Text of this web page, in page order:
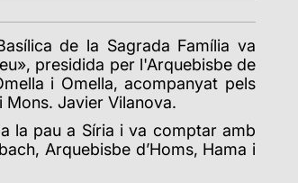
de la Sagrada Família va
presidida per l'Arquebisbe de
i Omella, acompanyat pels
Mons. Javier Vilanova.
la pau a Síria i va comptar amb
Arquebisbe d’Homs, Hama i